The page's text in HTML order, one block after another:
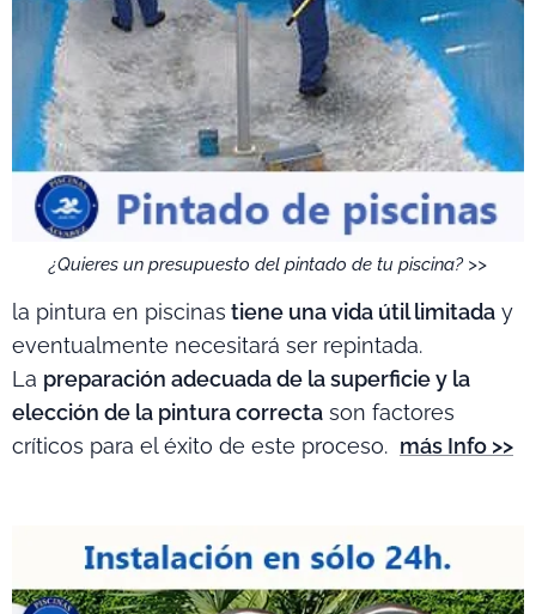
¿Quieres un presupuesto del pintado de tu piscina? >>
la pintura en piscinas tiene una vida útil limitada y
eventualmente necesitará ser repintada.
La preparación adecuada de la superficie y la
elección de la pintura correcta son factores
críticos para el éxito de este proceso. más Info >>